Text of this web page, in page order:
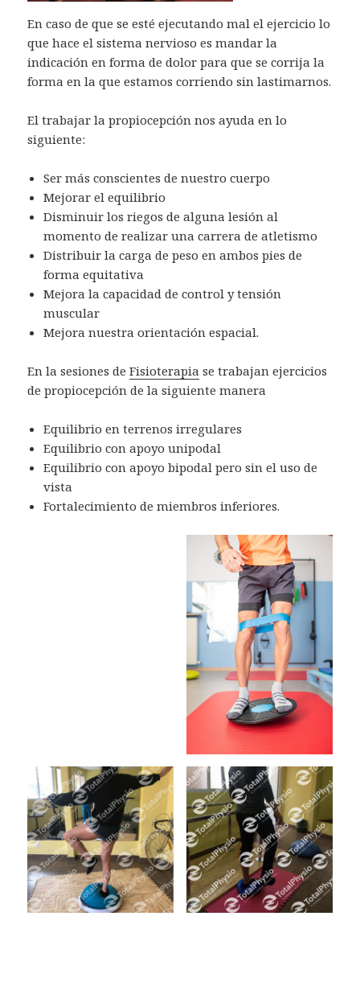
En caso de que se esté ejecutando mal el ejercicio lo
que hace el sistema nervioso es mandar la
indicación en forma de dolor para que se corrija la
forma en la que estamos corriendo sin lastimarnos.
El trabajar la propiocepción nos ayuda en lo
siguiente:
Ser más conscientes de nuestro cuerpo
Mejorar el equilibrio
Disminuir los riegos de alguna lesión al
momento de realizar una carrera de atletismo
Distribuir la carga de peso en ambos pies de
forma equitativa
Mejora la capacidad de control y tensión
muscular
Mejora nuestra orientación espacial.
En la sesiones deFisioterapia se trabajan ejercicios
de propiocepción de la siguiente manera
Equilibrio en terrenos irregulares
Equilibrio con apoyo unipodal
Equilibrio con apoyo bipodal pero sin el uso de
vista
Fortalecimiento de miembros inferiores.